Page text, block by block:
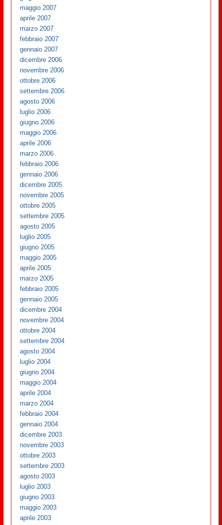
maggio 2007
aprile 2007
marzo 2007
febbraio 2007
gennaio 2007
dicembre 2006
novembre 2006
ottobre 2006
settembre 2006
agosto 2006
luglio 2006
giugno 2006
maggio 2006
aprile 2006
marzo 2006
febbraio 2006
gennaio 2006
dicembre 2005
novembre 2005
ottobre 2005
settembre 2005
agosto 2005
luglio 2005
giugno 2005
maggio 2005
aprile 2005
marzo 2005
febbraio 2005
gennaio 2005
dicembre 2004
novembre 2004
ottobre 2004
settembre 2004
agosto 2004
luglio 2004
giugno 2004
maggio 2004
aprile 2004
marzo 2004
febbraio 2004
gennaio 2004
dicembre 2003
novembre 2003
ottobre 2003
settembre 2003
agosto 2003
luglio 2003
giugno 2003
maggio 2003
aprile 2003